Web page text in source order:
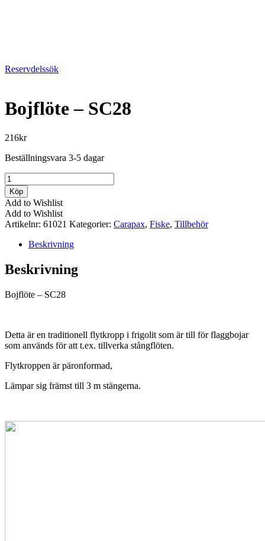
Reservdelssök
Bojflöte – SC28
216kr
Beställningsvara 3-5 dagar
Bojflöte
-
SC28
mängd
Köp
Add to Wishlist
Add to Wishlist
Artikelnr: 61021 Kategorier: Carapax, Fiske, Tillbehör
Beskrivning
Beskrivning
Bojflöte – SC28
Detta är en traditionell flytkropp i frigolit som är till för flaggbojar
som används för att t.ex. tillverka stångflöten.
Flytkroppen är päronformad,
Lämpar sig främst till 3 m stängerna.